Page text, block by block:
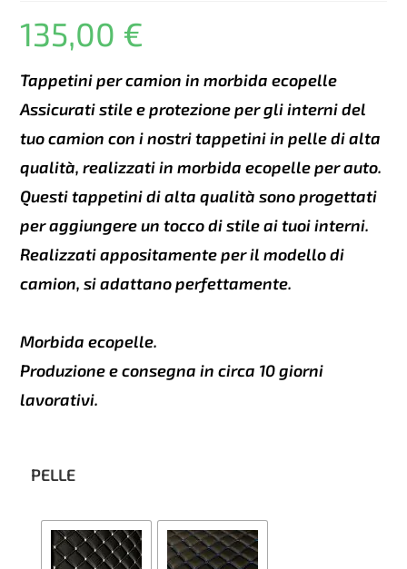
135,00 €
Tappetini per camion in morbida ecopelle
Assicurati stile e protezione per gli interni del
tuo camion con i nostri tappetini in pelle di alta
qualità, realizzati in morbida ecopelle per auto.
Questi tappetini di alta qualità sono progettati
per aggiungere un tocco di stile ai tuoi interni.
Realizzati appositamente per il modello di
camion, si adattano perfettamente.
Morbida ecopelle.
Produzione e consegna in circa 10 giorni
lavorativi.
PELLE